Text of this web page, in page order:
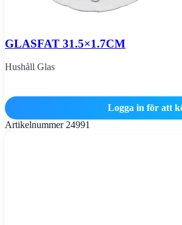
GLASFAT 31.5×1.7CM
Hushåll Glas
Logga in för att
Artikelnummer 24991